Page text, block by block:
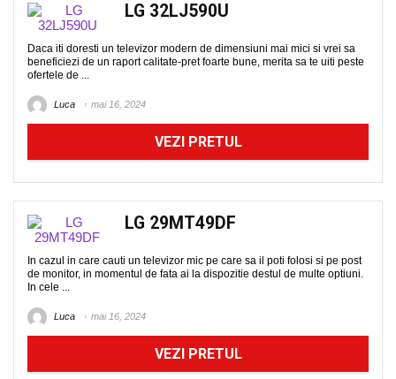
LG 32LJ590U
Daca iti doresti un televizor modern de dimensiuni mai mici si vrei sa
beneficiezi de un raport calitate-pret foarte bune, merita sa te uiti peste
ofertele de ...
Luca mai 16, 2024
VEZI PRETUL
LG 29MT49DF
In cazul in care cauti un televizor mic pe care sa il poti folosi si pe post
de monitor, in momentul de fata ai la dispozitie destul de multe optiuni.
In cele ...
Luca mai 16, 2024
VEZI PRETUL